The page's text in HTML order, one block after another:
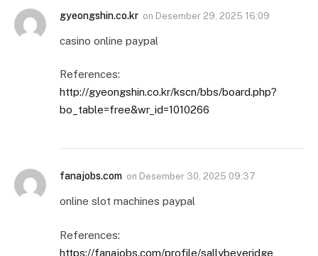
gyeongshin.co.kr on Desember 29, 2025 16:09
casino online paypal
References:
http://gyeongshin.co.kr/kscn/bbs/board.php?
bo_table=free&wr_id=1010266
fanajobs.com on Desember 30, 2025 09:37
online slot machines paypal
References:
https://fanajobs.com/profile/sallybeveridge